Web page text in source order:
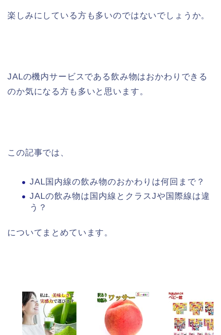
楽しみにしている方も多いのではないでしょうか。
JALの機内サービスである飲み物はおかわりできる
のか気になる方も多いと思います。
この記事では、
JAL国内線の飲み物のおかわりは何回まで？
JALの飲み物は国内線とクラスJや国際線は違
う？
についてまとめています。